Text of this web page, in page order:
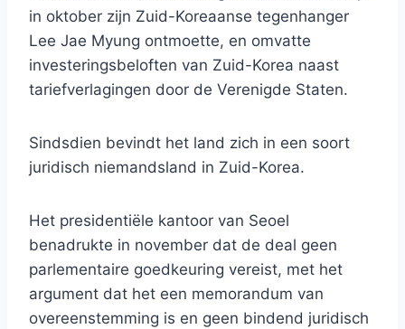
in oktober zijn Zuid-Koreaanse tegenhanger
Lee Jae Myung ontmoette, en omvatte
investeringsbeloften van Zuid-Korea naast
tariefverlagingen door de Verenigde Staten.
Sindsdien bevindt het land zich in een soort
juridisch niemandsland in Zuid-Korea.
Het presidentiële kantoor van Seoel
benadrukte in november dat de deal geen
parlementaire goedkeuring vereist, met het
argument dat het een memorandum van
overeenstemming is en geen bindend juridisch